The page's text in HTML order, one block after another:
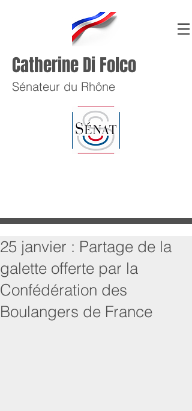
Catherine Di Folco
Sénateur du Rhône
25 janvier : Partage de la
galette offerte par la
Confédération des
Boulangers de France